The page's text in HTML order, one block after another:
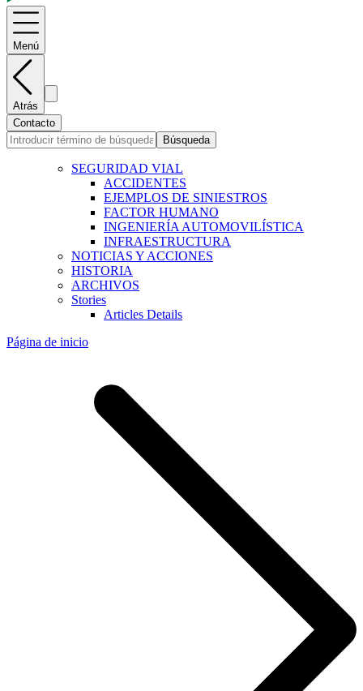
Menú
Atrás
Contacto
Búsqueda
SEGURIDAD VIAL
ACCIDENTES
EJEMPLOS DE SINIESTROS
FACTOR HUMANO
INGENIERÍA AUTOMOVILÍSTICA
INFRAESTRUCTURA
NOTICIAS Y ACCIONES
HISTORIA
ARCHIVOS
Stories
Articles Details
Página de inicio